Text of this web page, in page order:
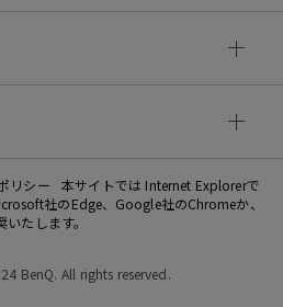
リシー
本サイトでは Internet Explorerで
社のEdge、Google社のChromeか、
たします。
BenQ. All rights reserved.